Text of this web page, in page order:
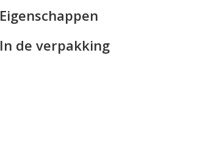
Eigenschappen
In de verpakking